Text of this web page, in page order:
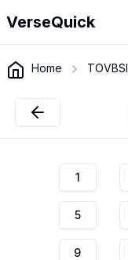
VerseQuick
Home TOVBSI
1
5
9